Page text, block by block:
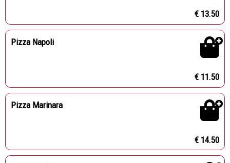
€ 13.50
Pizza Napoli
€ 11.50
Pizza Marinara
€ 14.50